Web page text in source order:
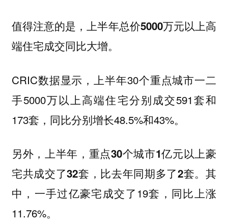
值得注意的是，上半年总价5000万元以上高
端住宅成交同比大增。
CRIC数据显示，上半年30个重点城市一二
手5000万以上高端住宅分别成交591套和
173套，同比分别增长48.5%和43%。
另外， 上半年，重点30个城市1亿元以上豪
宅共成交了32套，比去年同期多了2套。其
中，一手过亿豪宅成交了19套，同比上涨
11.76%。